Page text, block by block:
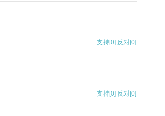
支持[0] 反对[0]
支持[0] 反对[0]